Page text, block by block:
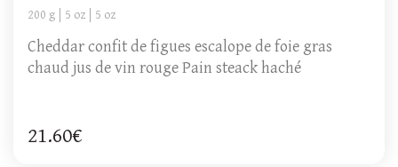
200 g 5 oz 5 oz
Cheddar confit de figues escalope de foie gras
chaud jus de vin rouge Pain steack haché
21.60€